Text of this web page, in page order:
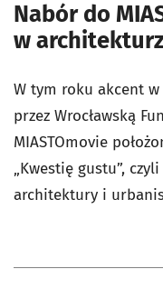
Nabór do
w
W tym roku akcent
przez Wrocławską
MIASTOmovie
„Kwestię gustu”,
architektury i